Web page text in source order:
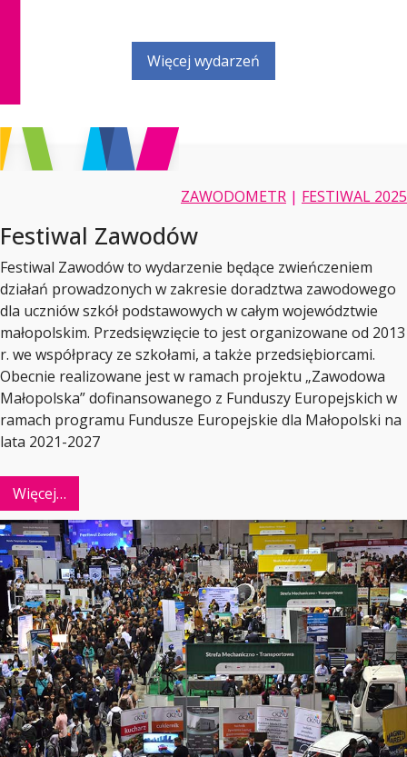
Więcej wydarzeń
ZAWODOMETR | FESTIWAL 2025
Festiwal Zawodów
Festiwal Zawodów to wydarzenie będące zwieńczeniem
działań prowadzonych w zakresie doradztwa zawodowego
dla uczniów szkół podstawowych w całym województwie
małopolskim. Przedsięwzięcie to jest organizowane od 2013
r. we współpracy ze szkołami, a także przedsiębiorcami.
Obecnie realizowane jest w ramach projektu „Zawodowa
Małopolska” dofinansowanego z Funduszy Europejskich w
ramach programu Fundusze Europejskie dla Małopolski na
lata 2021-2027
Więcej…